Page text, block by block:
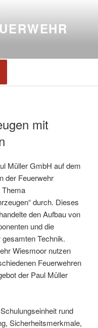
mit
Müller GmbH auf dem
der Feuerwehr
durch. Dieses
den Aufbau von
und die
Technik.
Wiesmoor nutzen
Feuerwehren
der Paul Müller
rund
Sicherheitsmerkmale,